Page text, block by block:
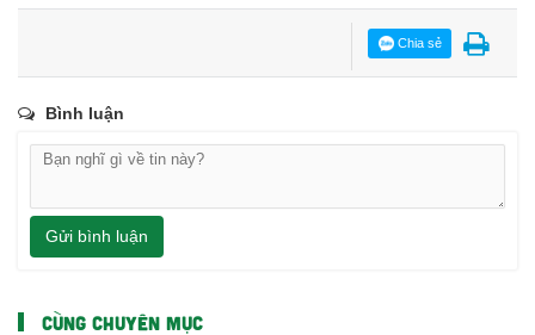
Chia sẻ
Bình luận
Gửi bình luận
CÙNG CHUYÊN MỤC